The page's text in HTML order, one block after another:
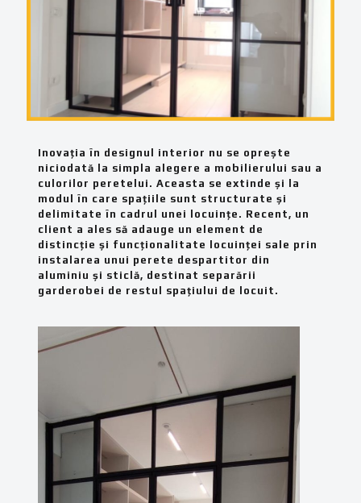
Inovația în designul interior nu se oprește
niciodată la simpla alegere a mobilierului sau a
culorilor peretelui. Aceasta se extinde și la
modul în care spațiile sunt structurate și
delimitate în cadrul unei locuințe. Recent, un
client a ales să adauge un element de
distincție și funcționalitate locuinței sale prin
instalarea unui perete despartitor din
aluminiu și sticlă, destinat separării
garderobei de restul spațiului de locuit.